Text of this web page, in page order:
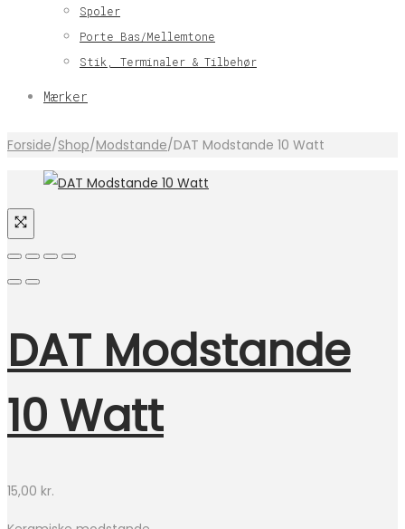
Spoler
Porte Bas/Mellemtone
Stik, Terminaler & Tilbehør
Mærker
Forside/Shop/Modstande/DAT Modstande 10 Watt
DAT Modstande
10 Watt
15,00 kr.